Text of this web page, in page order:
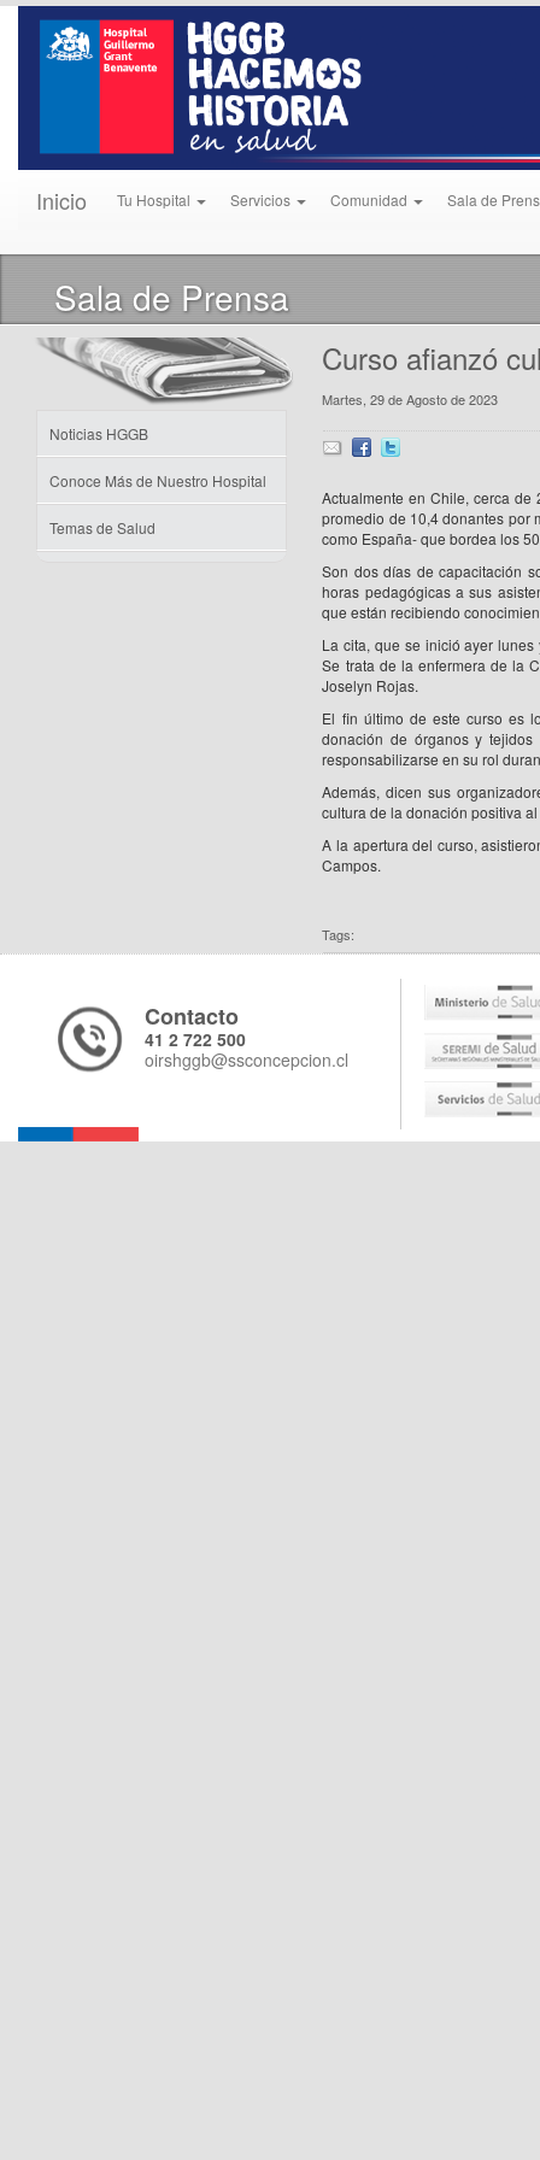
Inicio Tu Hospital Servicios Comunidad Sala de
Sala de Prensa
Noticias HGGB
Conoce Más de Nuestro Hospital
Temas de Salud
Curso afianzó
Martes, 29 de Agosto de 2023
Actualmente en Chile, cerca
promedio de 10,4 donantes por
como España- que bordea los
Son dos días de capacitación
horas pedagógicas a sus
que están recibiendo
La cita, que se inició ayer
Se trata de la enfermera de la
Joselyn Rojas.
El fin último de este curso es
donación de órganos y
responsabilizarse en su rol
Además, dicen sus
cultura de la donación positiva
A la apertura del curso,
Campos.
Tags:
Contacto
41 2 722 500
oirshggb@ssconcepcion.cl